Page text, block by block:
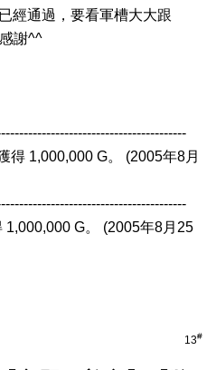
經通過，要看軍槽大大跟
謝^^
得 1,000,000 G。 (2005年8月
G。 (2005年8月25
13#